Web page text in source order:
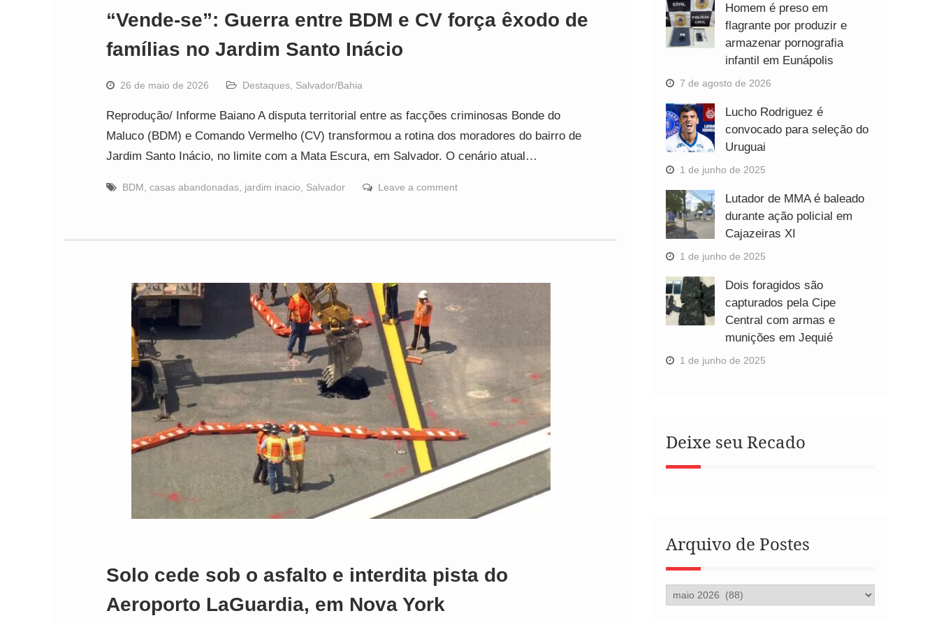
“Vende-se”: Guerra entre BDM e CV força êxodo de
famílias no Jardim Santo Inácio
26 de maio de 2026 Destaques Salvador/Bahia
Reprodução/ Informe Baiano A disputa territorial entre as facções criminosas Bonde do
Maluco (BDM) e Comando Vermelho (CV) transformou a rotina dos moradores do bairro de
Jardim Santo Inácio, no limite com a Mata Escura, em Salvador. O cenário atual…
BDM casas abandonadas jardim inacio Salvador Leave a comment
Solo cede sob o asfalto e interdita pista do
Aeroporto LaGuardia, em Nova York
Homem é preso em
flagrante por produzir e
armazenar pornografia
infantil em Eunápolis
7 de agosto de 2026
Lucho Rodriguez é
convocado para seleção do
Uruguai
1 de junho de 2025
Lutador de MMA é baleado
durante ação policial em
Cajazeiras XI
1 de junho de 2025
Dois foragidos são
capturados pela Cipe
Central com armas e
munições em Jequié
1 de junho de 2025
Deixe seu Recado
Arquivo de Postes
Arquivo